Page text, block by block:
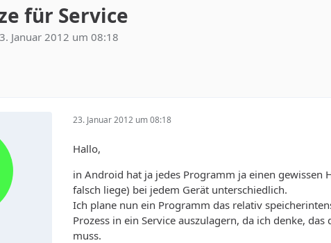
für Service
Januar 2012 um 08:18
23. Januar 2012 um 08:18
Hallo,
in Android hat ja jedes Programm ja einen gewissen
falsch liege) bei jedem Gerät unterschiedlich.
Ich plane nun ein Programm das relativ
Prozess in ein Service auszulagern, da ich denke,
muss.